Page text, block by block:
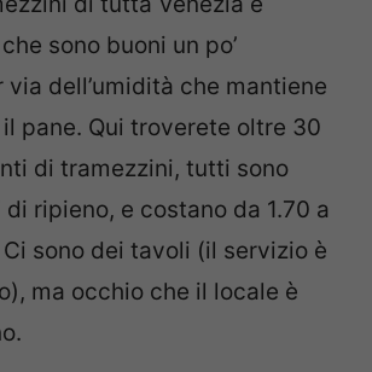
sono buoni un po’
via dell’umidità che mantiene
pane. Qui troverete oltre 30
di tramezzini, tutti sono
ripieno, e costano da 1.70 a
Ci sono dei tavoli (il servizio è
ma occhio che il locale è